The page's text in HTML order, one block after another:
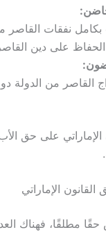
بكامل نفقات
على دين
القاصر من الدولة
الإماراتي على حق
الإماراتي
مطلقًا، فهناك